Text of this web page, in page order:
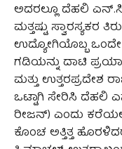
ಅದರಲ್ಲೂ ದೆಹಲಿ
ಮತ್ತಷ್ಟು ಸ್ವಾರಸ್ಯಕರ
ಉದ್ಯೋಗಿಯೊಬ್ಬ
ಗಡಿಯನ್ನು ದಾಟಿ
ಮತ್ತು ಉತ್ತರಪ್ರದೇಶ
ಒಟ್ಟಾಗಿ ಸೇರಿಸಿ ದೆಹಲಿ
ರೀಜನ್) ಎಂದು
ಕೊಂಚ ಅತ್ತಿತ್ತ